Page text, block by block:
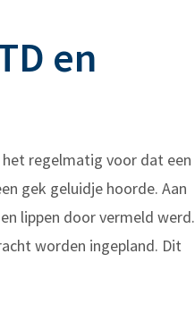
en
het regelmatig voor dat een
gek geluidje hoorde. Aan
lippen door vermeld werd.
worden ingepland. Dit